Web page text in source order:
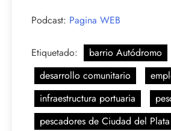
Podcast: Pagina WEB
Etiquetado:
barrio Autódromo
desarrollo comunitario
infraestructura portuaria
pescadores de Ciudad del Plata